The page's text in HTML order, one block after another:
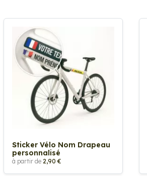
Sticker Vélo Nom Drapeau
personnalisé
à partir de 2,90 €